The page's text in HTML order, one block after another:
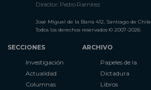
Director: Pedro Ramírez
José Miguel de la Barra 412, Santiago de Chile
Todos los derechos reservados © 2007-2026
SECCIONES
Investigación
Actualidad
Columnas
ARCHIVO
Papeles de la
Dictadura
Libros